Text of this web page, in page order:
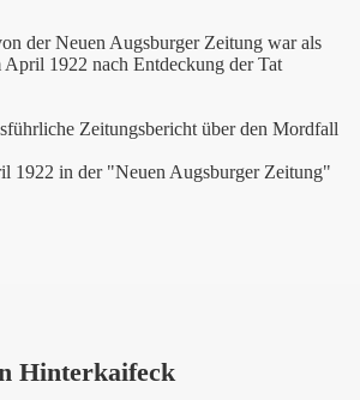
derNeuen Augsburger Zeitung war als
April 1922 nach Entdeckung der Tat
Zeitungsbericht über den Mordfall
1922 in der "Neuen Augsburger Zeitung"
Hinterkaifeck